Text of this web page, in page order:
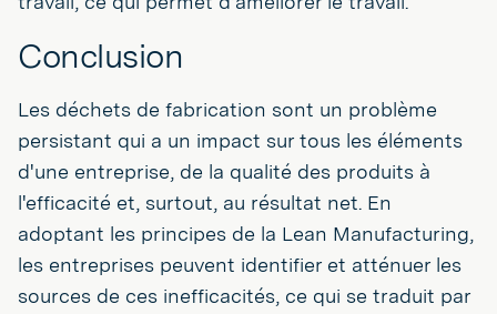
Conclusion
Les déchets de fabrication sont un problème
persistant qui a un impact sur tous les éléments
d'une entreprise, de la qualité des produits à
l'efficacité et, surtout, au résultat net. En
adoptant les principes de la Lean Manufacturing,
les entreprises peuvent identifier et atténuer les
sources de ces inefficacités, ce qui se traduit par